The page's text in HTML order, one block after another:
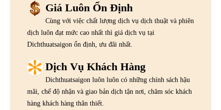
Giá Luôn Ổn Định
Cùng với việc chất lượng dịch vụ dịch thuật và phiên
dịch luôn đạt mức cao nhất thì giá dịch vụ tại
Dichthuatsaigon ổn định, ưu đãi nhất.
Dịch Vụ Khách Hàng
Dichthuatsaigon luôn luôn có những chính sách hậu
mãi, chế độ nhận và giao bản dịch tận nơi, chăm sóc khách
hàng khách hàng thân thiết.